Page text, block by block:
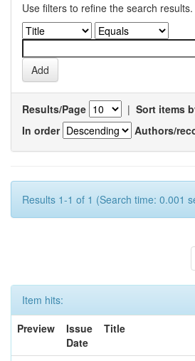
Use filters to refine the search results.
Results/Page | Sort items
In order
Authors/
Results 1-1 of 1 (Search time: 0.001
Item hits:
Preview
Issue
Date
Title